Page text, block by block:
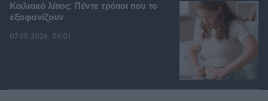
Κοιλιακό λίπος: Πέντε τρόποι που το
εξαφανίζουν
07.08.2026, 09:01